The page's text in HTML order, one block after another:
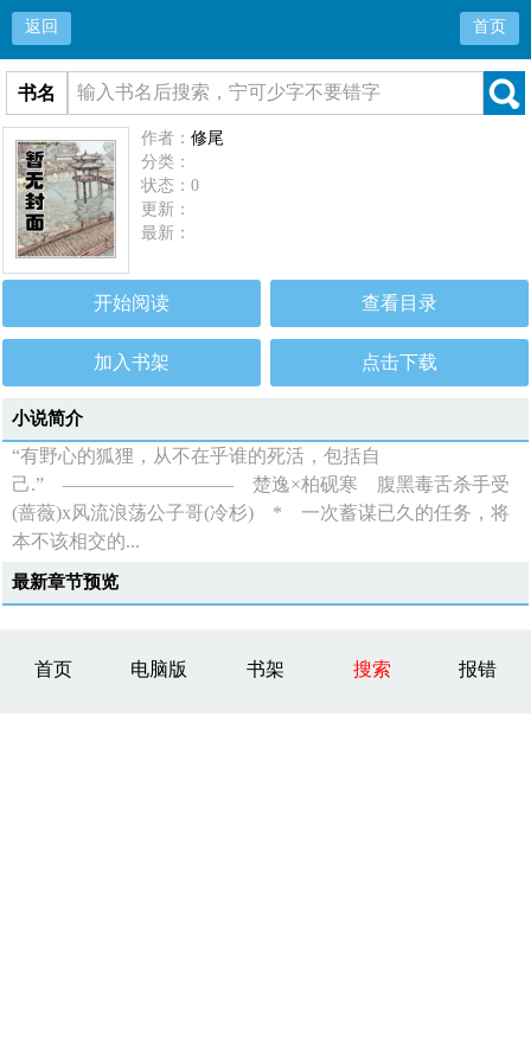
返回 首页
书名
作者：修尾
分类：
状态：0
更新：
最新：
开始阅读 查看目录
加入书架 点击下载
小说简介
“有野心的狐狸，从不在乎谁的死活，包括自
己.” ————————— 楚逸×柏砚寒 腹黑毒舌杀手受
(蔷薇)x风流浪荡公子哥(冷杉) * 一次蓄谋已久的任务，将
本不该相交的...
最新章节预览
首页 电脑版 书架 搜索 报错